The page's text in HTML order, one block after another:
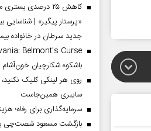
کاهش ۲۵ درصدی
جدید سرطان در خانواده
باشکوه شکارچیان خون‌آشام
روی هر لینکی کلیک نکنید،
سایبری همین‌جاست
سرمایه‌گذاری برای رفاه؛
بازگشت مسعود شصت‌چی با